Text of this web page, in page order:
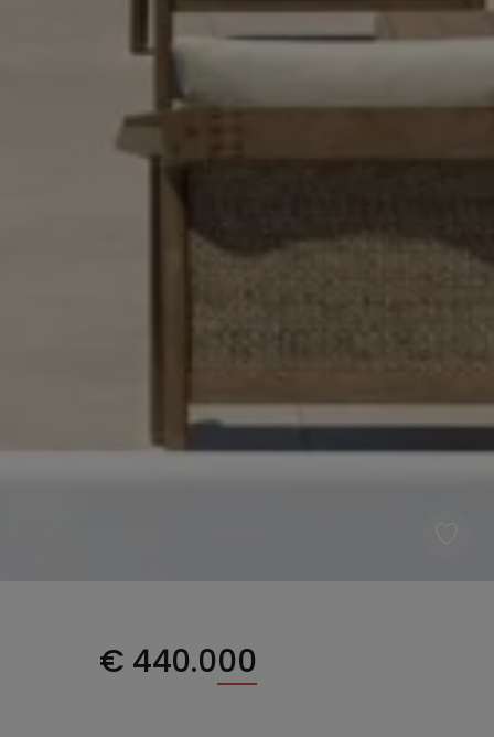
€ 440.000